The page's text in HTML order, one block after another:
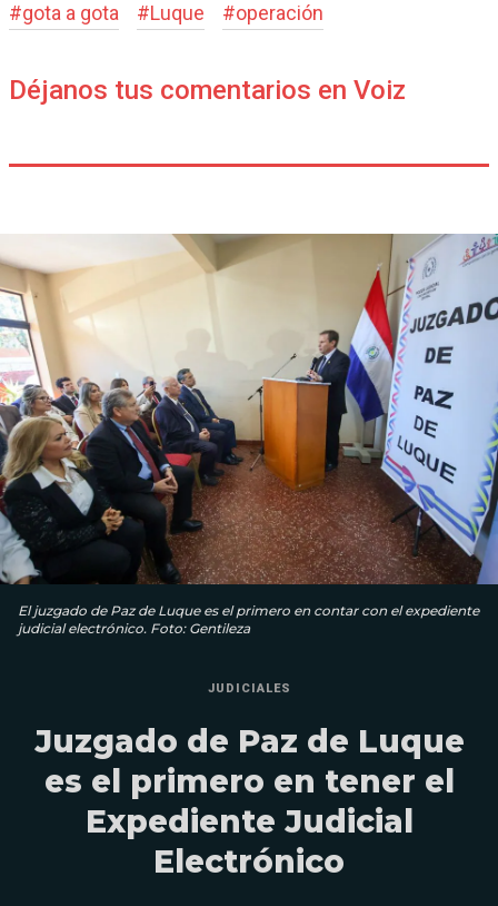
#gota a gota #Luque #operación
Déjanos tus comentarios en Voiz
El juzgado de Paz de Luque es el primero en contar con el expediente
judicial electrónico. Foto: Gentileza
JUDICIALES
Juzgado de Paz de Luque
es el primero en tener el
Expediente Judicial
Electrónico